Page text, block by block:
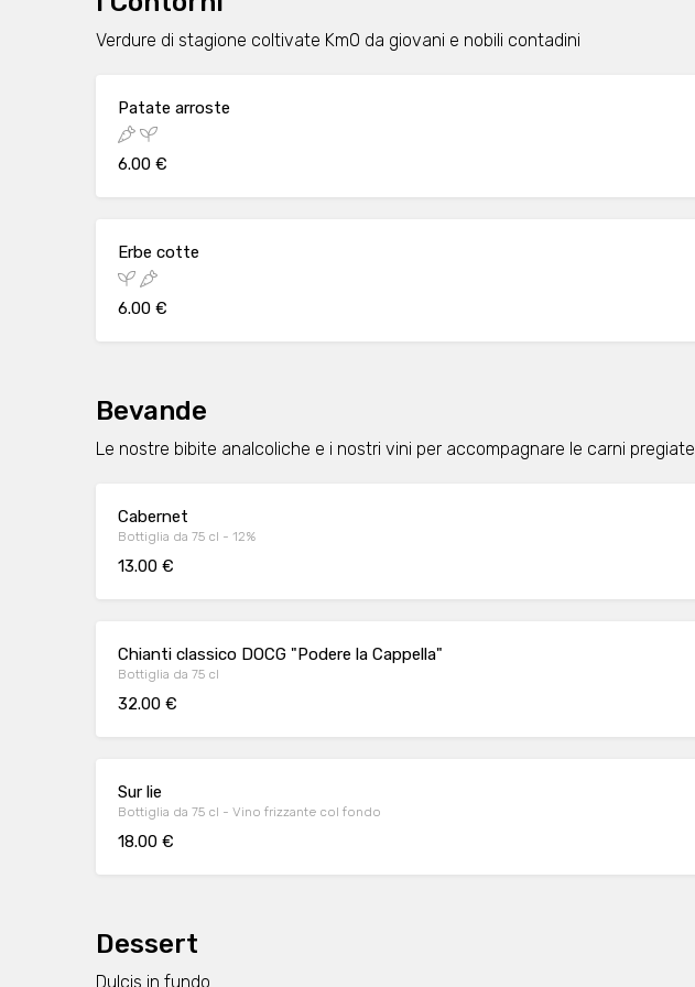
Verdure di stagione coltivate Km0 da giovani e nobili contadini
Patate arroste
6.00 €
Erbe cotte
6.00 €
Bevande
Le nostre bibite analcoliche e i nostri vini per accompagnare le carni pregiate
Cabernet
Bottiglia da 75 cl - 12%
13.00 €
Chianti classico DOCG "Podere la Cappella"
Bottiglia da 75 cl
32.00 €
Sur lie
Bottiglia da 75 cl - Vino frizzante col fondo
18.00 €
Dessert
Dulcis in fundo